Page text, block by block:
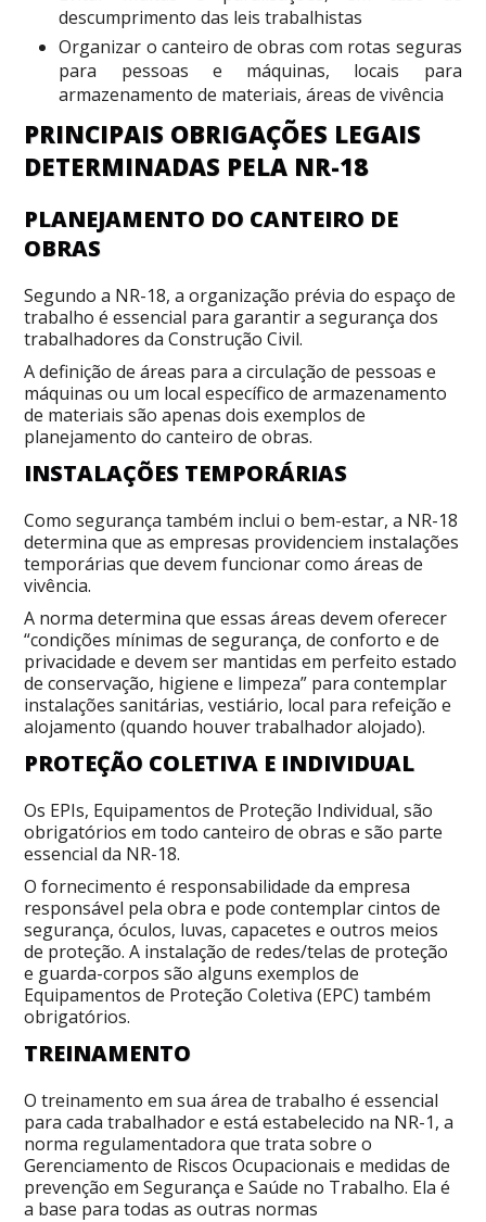
descumprimento das leis trabalhistas
Organizar o canteiro de obras com rotas seguras
para pessoas e máquinas, locais para
armazenamento de materiais, áreas de vivência
PRINCIPAIS OBRIGAÇÕES LEGAIS
DETERMINADAS PELA NR-18
PLANEJAMENTO DO CANTEIRO DE
OBRAS
Segundo a NR-18, a organização prévia do espaço de
trabalho é essencial para garantir a segurança dos
trabalhadores da Construção Civil.
A definição de áreas para a circulação de pessoas e
máquinas ou um local específico de armazenamento
de materiais são apenas dois exemplos de
planejamento do canteiro de obras.
INSTALAÇÕES TEMPORÁRIAS
Como segurança também inclui o bem-estar, a NR-18
determina que as empresas providenciem instalações
temporárias que devem funcionar como áreas de
vivência.
A norma determina que essas áreas devem oferecer
“condições mínimas de segurança, de conforto e de
privacidade e devem ser mantidas em perfeito estado
de conservação, higiene e limpeza” para contemplar
instalações sanitárias, vestiário, local para refeição e
alojamento (quando houver trabalhador alojado).
PROTEÇÃO COLETIVA E INDIVIDUAL
Os EPIs, Equipamentos de Proteção Individual, são
obrigatórios em todo canteiro de obras e são parte
essencial da NR-18.
O fornecimento é responsabilidade da empresa
responsável pela obra e pode contemplar cintos de
segurança, óculos, luvas, capacetes e outros meios
de proteção. A instalação de redes/telas de proteção
e guarda-corpos são alguns exemplos de
Equipamentos de Proteção Coletiva (EPC) também
obrigatórios.
TREINAMENTO
O treinamento em sua área de trabalho é essencial
para cada trabalhador e está estabelecido na NR-1, a
norma regulamentadora que trata sobre o
Gerenciamento de Riscos Ocupacionais e medidas de
prevenção em Segurança e Saúde no Trabalho. Ela é
a base para todas as outras normas